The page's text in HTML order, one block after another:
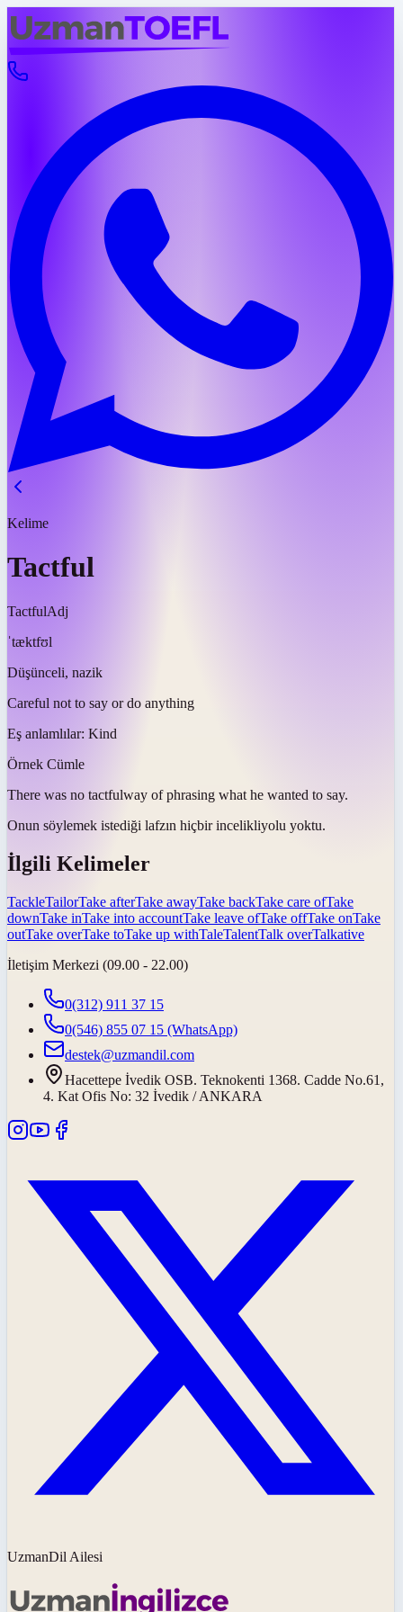
Kelime
Tactful
TactfulAdj
ˈtæktfʊl
Düşünceli, nazik
Careful not to say or do anything
Eş anlamlılar: Kind
Örnek Cümle
There was no tactfulway of phrasing what he wanted to say.
Onun söylemek istediği lafzın hiçbir incelikliyolu yoktu.
İlgili Kelimeler
TackleTailorTake afterTake awayTake backTake care ofTake
downTake inTake into accountTake leave ofTake offTake onTake
outTake overTake toTake up withTaleTalentTalk overTalkative
İletişim Merkezi (09.00 - 22.00)
0(312) 911 37 15
0(546) 855 07 15 (WhatsApp)
destek@uzmandil.com
Hacettepe İvedik OSB. Teknokenti 1368. Cadde No.61,
4. Kat Ofis No: 32 İvedik / ANKARA
UzmanDil Ailesi